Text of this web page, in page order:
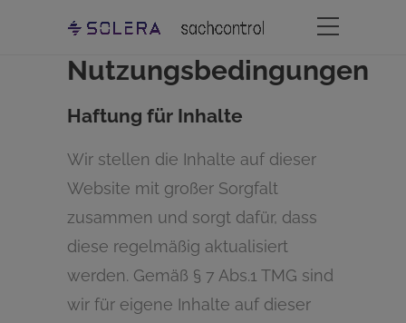
Nutzungsbedingungen
Haftung für Inhalte
Wir stellen die Inhalte auf dieser
Website mit großer Sorgfalt
zusammen und sorgt dafür, dass
diese regelmäßig aktualisiert
werden. Gemäß § 7 Abs.1 TMG sind
wir für eigene Inhalte auf dieser